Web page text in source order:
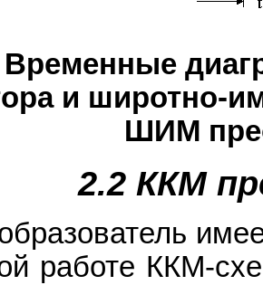
Временные
и широтно-
ШИМ
2.2 ККМ
работе ККМ-